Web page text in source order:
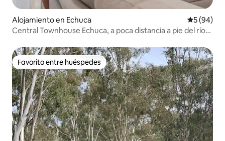
Alojamiento en Echuca
5 (94)
Central Townhouse Echuca, a poca distancia a pie del río
Favorito entre huéspedes
Favorito entre huéspedes